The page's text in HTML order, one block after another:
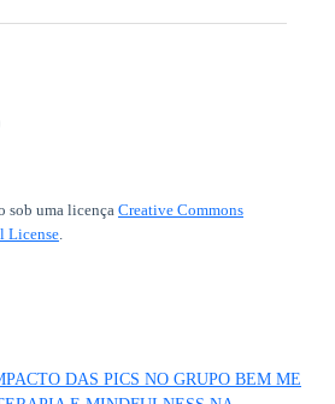
sob uma licença Creative Commons
License.
DAS PICS NO GRUPO BEM ME